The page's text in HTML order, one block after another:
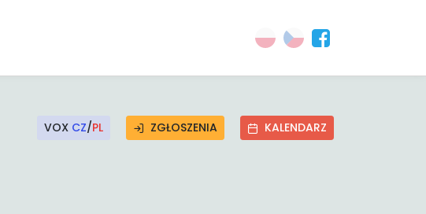
VOX CZ/PL ZGŁOSZENIA KALENDARZ